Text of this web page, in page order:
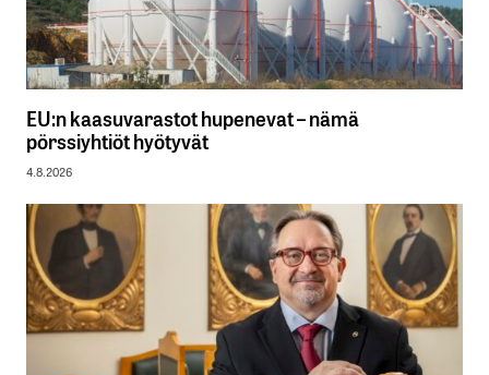
EU:n kaasuvarastot hupenevat – nämä
pörssiyhtiöt hyötyvät
4.8.2026